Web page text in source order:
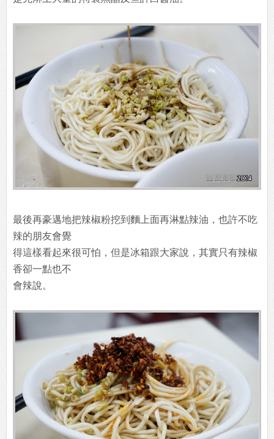
最後再豪邁地把辣椒粉挖到麵上面再淋點辣油，也許不吃
辣的朋友會覺
得這樣看起來很可怕，但是冰箱跟大家說，其實只有辣椒
香卻一點也不
會辣說。